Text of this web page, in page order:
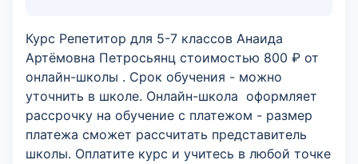
Курс Репетитор для 5-7 классов Анаида
Артёмовна Петросьянц стоимостью 800 ₽ от
онлайн-школы . Срок обучения - можно
уточнить в школе. Онлайн-школа оформляет
рассрочку на обучение с платежом - размер
платежа сможет рассчитать представитель
школы. Оплатите курс и учитесь в любой точке